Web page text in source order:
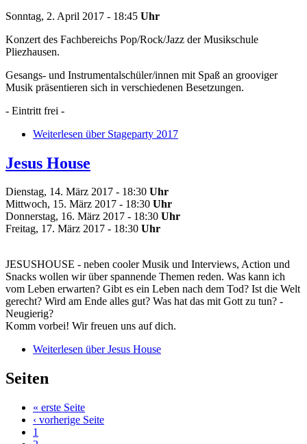
Sonntag, 2. April 2017 - 18:45 Uhr
Konzert des Fachbereichs Pop/Rock/Jazz der Musikschule
Pliezhausen.
Gesangs- und Instrumentalschüler/innen mit Spaß an grooviger
Musik präsentieren sich in verschiedenen Besetzungen.
- Eintritt frei -
Weiterlesen über Stageparty 2017
Jesus House
Dienstag, 14. März 2017 - 18:30 Uhr
Mittwoch, 15. März 2017 - 18:30 Uhr
Donnerstag, 16. März 2017 - 18:30 Uhr
Freitag, 17. März 2017 - 18:30 Uhr
JESUSHOUSE - neben cooler Musik und Interviews, Action und
Snacks wollen wir über spannende Themen reden. Was kann ich
vom Leben erwarten? Gibt es ein Leben nach dem Tod? Ist die Welt
gerecht? Wird am Ende alles gut? Was hat das mit Gott zu tun? -
Neugierig?
Komm vorbei! Wir freuen uns auf dich.
Weiterlesen über Jesus House
Seiten
« erste Seite
‹ vorherige Seite
1